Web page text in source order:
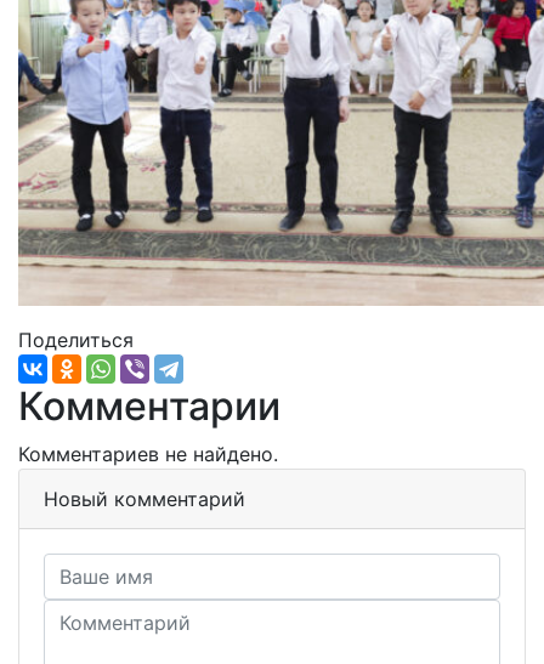
Поделиться
Комментарии
Комментариев не найдено.
Новый комментарий